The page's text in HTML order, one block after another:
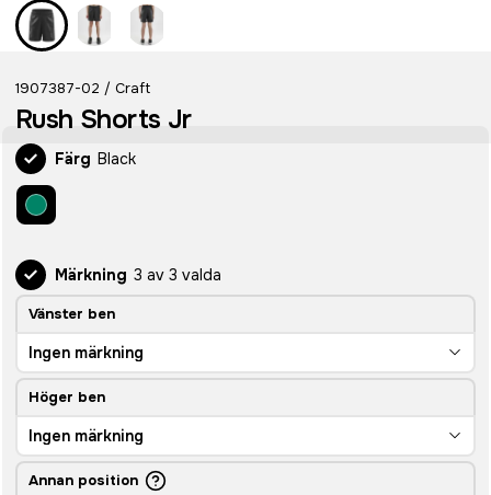
1907387-02 / Craft
Rush Shorts Jr
Färg Black
Märkning 3 av 3 valda
Vänster ben
Ingen märkning
Höger ben
Ingen märkning
Annan position